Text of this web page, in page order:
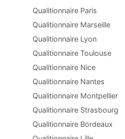
Qualitionnaire Paris
Qualitionnaire Marseille
Qualitionnaire Lyon
Qualitionnaire Toulouse
Qualitionnaire Nice
Qualitionnaire Nantes
Qualitionnaire Montpellier
Qualitionnaire Strasbourg
Qualitionnaire Bordeaux